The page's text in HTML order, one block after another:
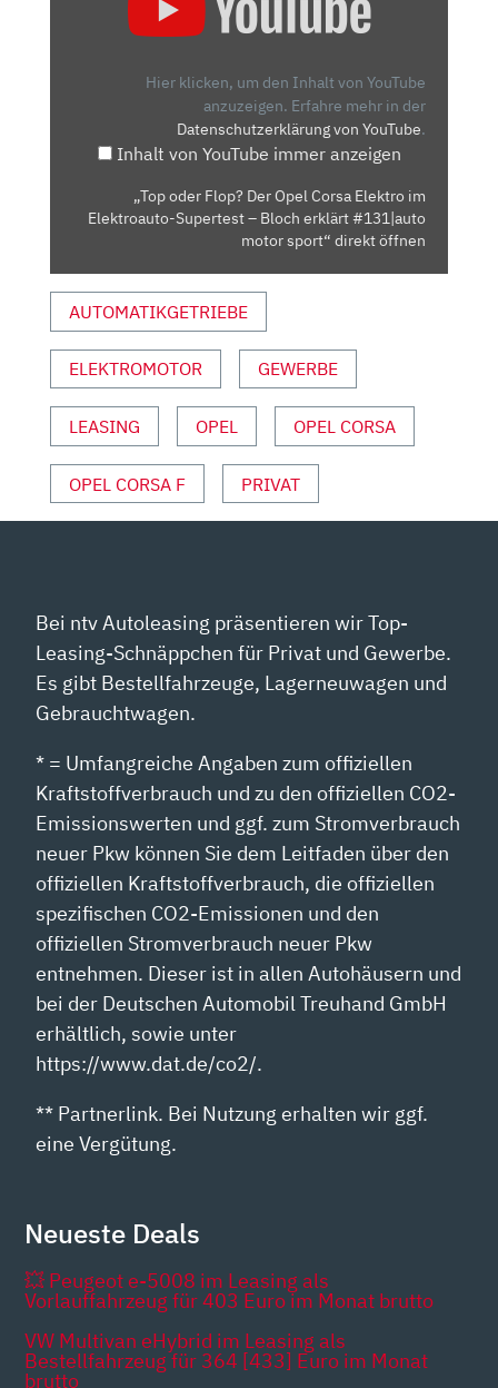
ELEKTROAUTO-
SUPERTEST
ERKLÄRT
#131|AUTO
MOTOR
SPORT“
YOUTUBE
ANZEIGEN
Hier klicken, um den Inhalt von YouTube
anzuzeigen. Erfahre mehr in der
Datenschutzerklärung von YouTube.
Inhalt von YouTube immer anzeigen
„Top oder Flop? Der Opel Corsa Elektro im
Elektroauto-Supertest – Bloch erklärt #131|auto
motor sport“ direkt öffnen
AUTOMATIKGETRIEBE
ELEKTROMOTOR GEWERBE
LEASING OPEL OPEL CORSA
OPEL CORSA F PRIVAT
Bei ntv Autoleasing präsentieren wir Top-
Leasing-Schnäppchen für Privat und Gewerbe.
Es gibt Bestellfahrzeuge, Lagerneuwagen und
Gebrauchtwagen.
* = Umfangreiche Angaben zum offiziellen
Kraftstoffverbrauch und zu den offiziellen CO2-
Emissionswerten und ggf. zum Stromverbrauch
neuer Pkw können Sie dem Leitfaden über den
offiziellen Kraftstoffverbrauch, die offiziellen
spezifischen CO2-Emissionen und den
offiziellen Stromverbrauch neuer Pkw
entnehmen. Dieser ist in allen Autohäusern und
bei der Deutschen Automobil Treuhand GmbH
erhältlich, sowie unter
https://www.dat.de/co2/.
** Partnerlink. Bei Nutzung erhalten wir ggf.
eine Vergütung.
Neueste Deals
💥 Peugeot e-5008 im Leasing als
Vorlauffahrzeug für 403 Euro im Monat brutto
VW Multivan eHybrid im Leasing als
Bestellfahrzeug für 364 [433] Euro im Monat
brutto